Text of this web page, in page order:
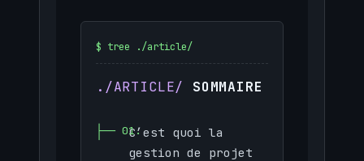
SOMMAIRE
C’est quoi la
gestion de projet